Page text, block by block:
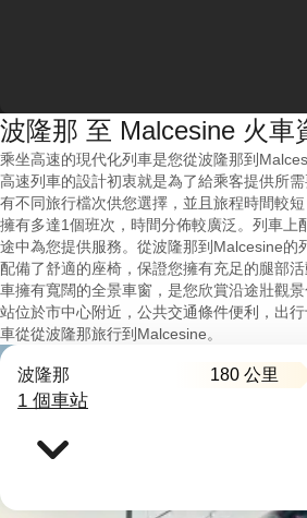
波隆那 至 Malcesine 火車
乘坐高速的現代化列車是您從波隆那到
高速列車的設計初衷就是為了給乘客提供所
有不同旅行檔次供您選擇，並且旅程時間較
擁有多達1個班次，時間分佈較廣泛。列車上
途中為您提供服務。從波隆那到Malcesine的
配備了舒適的座椅，保證您擁有充足的腿部
車擁有寬闊的全景車窗，是您欣賞沿途壯觀
站位於市中心附近，公共交通條件便利，出
車從從波隆那旅行到Malcesine。
波隆那 180 公里
1 個車站